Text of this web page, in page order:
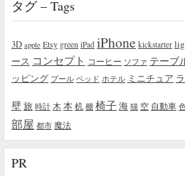
タグ – Tags
3D apple Etsy green iPad iPhone kickstarter
ース コンセプト コーヒー ソファ テーブ
ッピング プール ベッド ホテル ミニチュア
壁旅 時計 木 本机 棚 椅子海 猫 空 自動車 色
部屋 都市 魔法
PR